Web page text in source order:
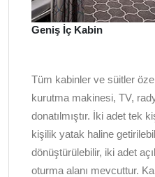
Geniş İç Kabin
Tüm kabinler ve süitler
kurutma makinesi, TV,
donatılmıştır. İki adet tek
kişilik yatak haline
dönüştürülebilir, iki adet
oturma alanı mevcuttur.